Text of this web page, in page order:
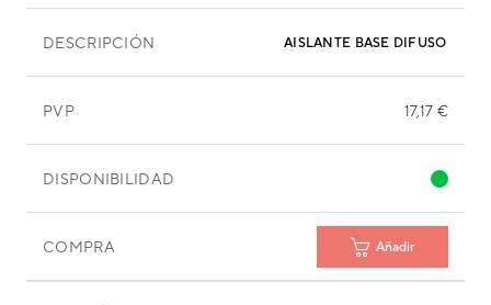
DESCRIPCIÓN AISLANTE BASE DIFUSOR
PVP 17,17 €
DISPONIBILIDAD
COMPRA Añadir